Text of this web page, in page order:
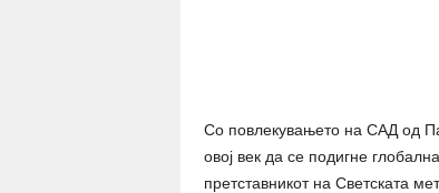
Со повлекувањето на САД од
овој век да се подигне
претставникот на Светската